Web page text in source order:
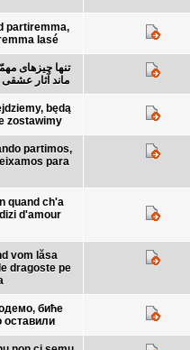
partiremma,
lasé
تنها چيزهای
ماند آثار
będą
zostawimy
partimos,
para
quand ch'a
d'amour
vom lăsa
dragoste pe
биће
оставили